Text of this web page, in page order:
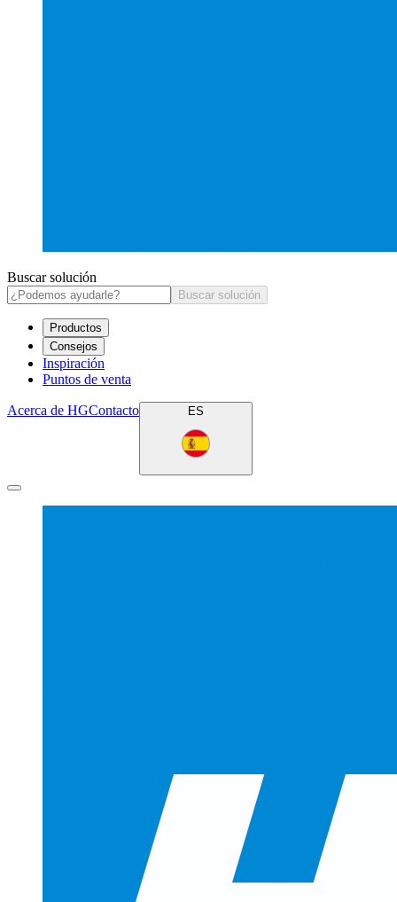
Buscar solución
Buscar solución
Productos
Consejos
Inspiración
Puntos de venta
Acerca de HGContacto ES